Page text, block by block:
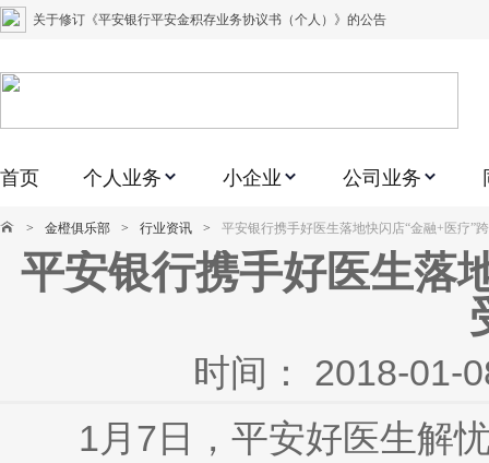
关于修订《平安银行平安金积存业务协议书（个人）》的公告
关于加强代理贵金属业务风险防范的提示
关于进一步加强代理贵金属业务风险防范的提示
关于加强代理贵金属业务风险防范的提示
关于调整存量首套住房贷款利率的公告
首页 个人业务 小企业 公司业务
> 金橙俱乐部 > 行业资讯 > 平安银行携手好医生落地快闪店“金融+医疗”
平安银行携手好医生落
时间： 2018-01-
1月 7日，平安好医生解